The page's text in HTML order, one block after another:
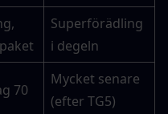
Superförädling
i degeln
70
Mycket senare
(efter TG5)